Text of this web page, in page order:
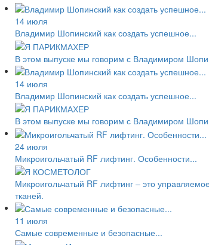
14 июля
Владимир Шопинский как создать успешное...
В этом выпуске мы говорим с Владимиром
14 июля
Владимир Шопинский как создать успешное...
В этом выпуске мы говорим с Владимиром
24 июля
Микроигольчатый RF лифтинг. Особенности...
Микроигольчатый RF лифтинг – это
тканей.
11 июля
Самые современные и безопасные...